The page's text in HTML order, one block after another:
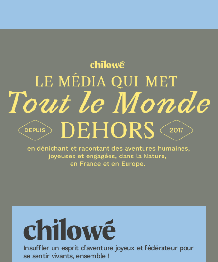
Insuffler un esprit d’aventure joyeux et fédérateur pour
se sentir vivants, ensemble !